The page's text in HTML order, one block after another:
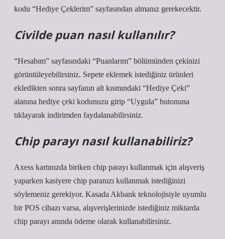
kodu “Hediye Çeklerim” sayfasından almanız gerekecektir.
Civilde puan nasıl kullanılır?
“Hesabım” sayfasındaki “Puanlarım” bölümünden çekinizi
görüntüleyebilirsiniz. Sepete eklemek istediğiniz ürünleri
ekledikten sonra sayfanın alt kısmındaki “Hediye Çeki”
alanına hediye çeki kodunuzu girip “Uygula” butonuna
tıklayarak indirimden faydalanabilirsiniz.
Chip parayı nasıl kullanabiliriz?
Axess kartınızda biriken chip parayı kullanmak için alışveriş
yaparken kasiyere chip paranızı kullanmak istediğinizi
söylemeniz gerekiyor. Kasada Akbank teknolojisiyle uyumlu
bir POS cihazı varsa, alışverişlerinizde istediğiniz miktarda
chip parayı anında ödeme olarak kullanabilirsiniz.